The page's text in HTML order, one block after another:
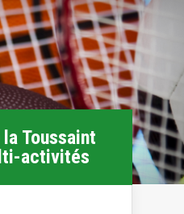
Toussaint
activités